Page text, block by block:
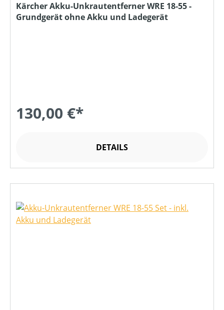
Kärcher Akku-Unkrautentferner WRE 18-55 -
Grundgerät ohne Akku und Ladegerät
130,00 €*
DETAILS